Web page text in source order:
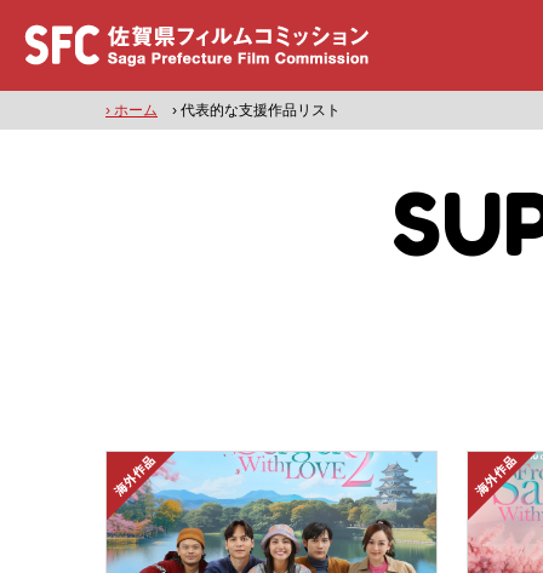
› ホーム › 代表的な支援作品リスト